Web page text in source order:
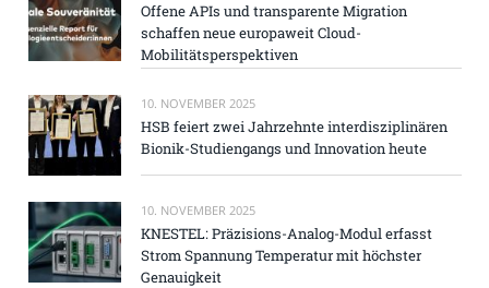
Offene APIs und transparente Migration
schaffen neue europaweit Cloud-
Mobilitätsperspektiven
10. NOVEMBER 2025
HSB feiert zwei Jahrzehnte interdisziplinären
Bionik-Studiengangs und Innovation heute
10. NOVEMBER 2025
KNESTEL: Präzisions-Analog-Modul erfasst
Strom Spannung Temperatur mit höchster
Genauigkeit